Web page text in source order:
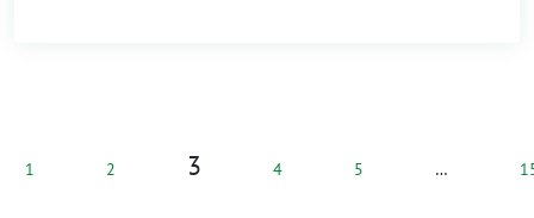
1 2 3 4 5 …